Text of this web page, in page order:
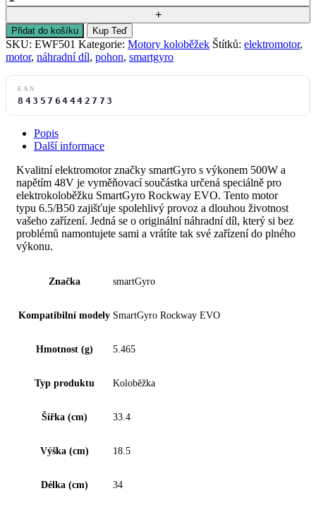
Přidat do košíku Kup Teď
SKU: EWF501 Kategorie: Motory koloběžek Štítků: elektromotor,
motor, náhradní díl, pohon, smartgyro
EAN
8435764442773
Popis
Další informace
Kvalitní elektromotor značky smartGyro s výkonem 500W a
napětím 48V je vyměňovací součástka určená speciálně pro
elektrokoloběžku SmartGyro Rockway EVO. Tento motor
typu 6.5/B50 zajišťuje spolehlivý provoz a dlouhou životnost
vašeho zařízení. Jedná se o originální náhradní díl, který si bez
problémů namontujete sami a vrátíte tak své zařízení do plného
výkonu.
Značka smartGyro
Kompatibilní modely SmartGyro Rockway EVO
Hmotnost (g) 5.465
Typ produktu Koloběžka
Šířka (cm) 33.4
Výška (cm) 18.5
Délka (cm) 34